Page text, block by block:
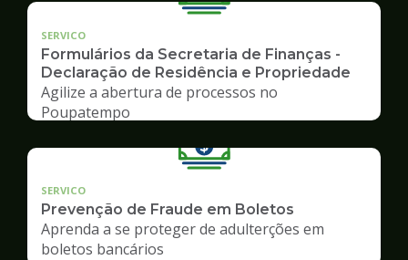
SERVICO
Formulários da Secretaria de Finanças -
Declaração de Residência e Propriedade
Agilize a abertura de processos no
Poupatempo
SERVICO
Prevenção de Fraude em Boletos
Aprenda a se proteger de adulterções em
boletos bancários